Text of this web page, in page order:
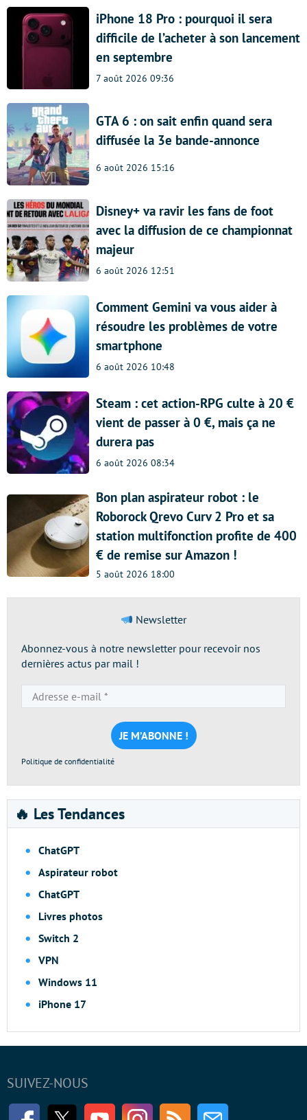
iPhone 18 Pro : pourquoi il sera
difficile de l’acheter à son lancement
en septembre
7 août 2026 09:36
GTA 6 : on sait enfin quand sera
diffusée la 3e bande-annonce
6 août 2026 15:16
Disney+ va ravir les fans de foot
avec la diffusion de ce championnat
majeur
6 août 2026 12:51
Comment Gemini va vous aider à
résoudre les problèmes de votre
smartphone
6 août 2026 10:48
Steam : cet action-RPG culte à 20 €
vient de passer à 0 €, mais ça ne
durera pas
6 août 2026 08:34
Bon plan aspirateur robot : le
Roborock Qrevo Curv 2 Pro et sa
station multifonction profite de 400
€ de remise sur Amazon !
5 août 2026 18:00
Newsletter
Abonnez-vous à notre newsletter pour recevoir nos
dernières actus par mail !
e-
mail
*
Politique de confidentialité
🔥 Les Tendances
ChatGPT
Aspirateur robot
ChatGPT
Livres photos
Switch 2
VPN
Windows 11
iPhone 17
SUIVEZ-NOUS
FacebookTwitter Youtube InstagramRSS Newsletter